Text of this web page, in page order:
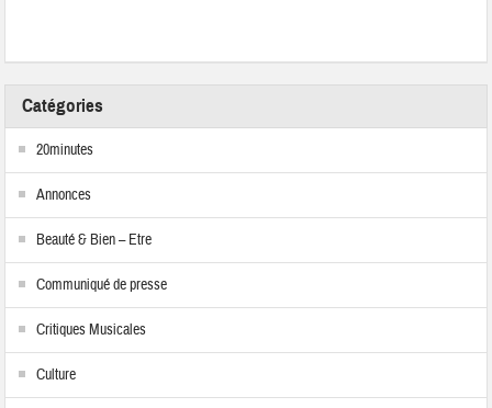
Catégories
20minutes
Annonces
Beauté & Bien – Etre
Communiqué de presse
Critiques Musicales
Culture